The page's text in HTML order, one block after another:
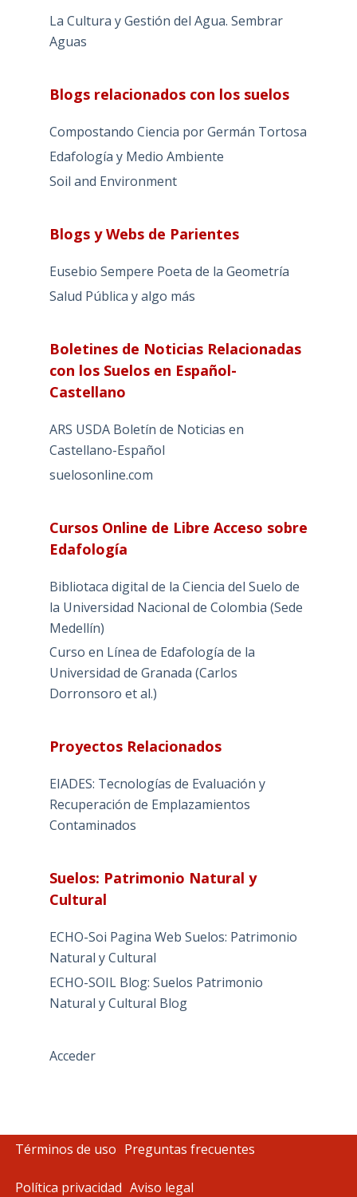
La Cultura y Gestión del Agua. Sembrar
Aguas
Blogs relacionados con los suelos
Compostando Ciencia por Germán Tortosa
Edafología y Medio Ambiente
Soil and Environment
Blogs y Webs de Parientes
Eusebio Sempere Poeta de la Geometría
Salud Pública y algo más
Boletines de Noticias Relacionadas
con los Suelos en Español-
Castellano
ARS USDA Boletín de Noticias en
Castellano-Español
suelosonline.com
Cursos Online de Libre Acceso sobre
Edafología
Bibliotaca digital de la Ciencia del Suelo de
la Universidad Nacional de Colombia (Sede
Medellín)
Curso en Línea de Edafología de la
Universidad de Granada (Carlos
Dorronsoro et al.)
Proyectos Relacionados
EIADES: Tecnologías de Evaluación y
Recuperación de Emplazamientos
Contaminados
Suelos: Patrimonio Natural y
Cultural
ECHO-Soi Pagina Web Suelos: Patrimonio
Natural y Cultural
ECHO-SOIL Blog: Suelos Patrimonio
Natural y Cultural Blog
Acceder
Términos de uso Preguntas frecuentes
Política privacidad Aviso legal